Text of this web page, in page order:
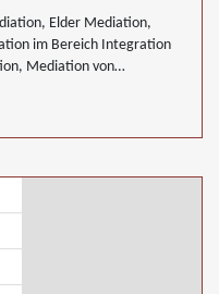
Elder Mediation,
im Bereich Integration
Mediation von
Mediation von
Schulmediation,